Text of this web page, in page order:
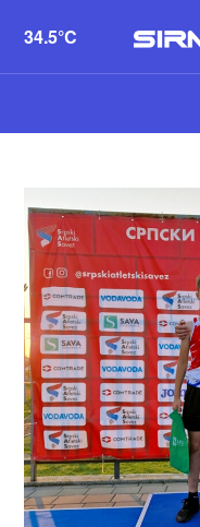
34.5°C